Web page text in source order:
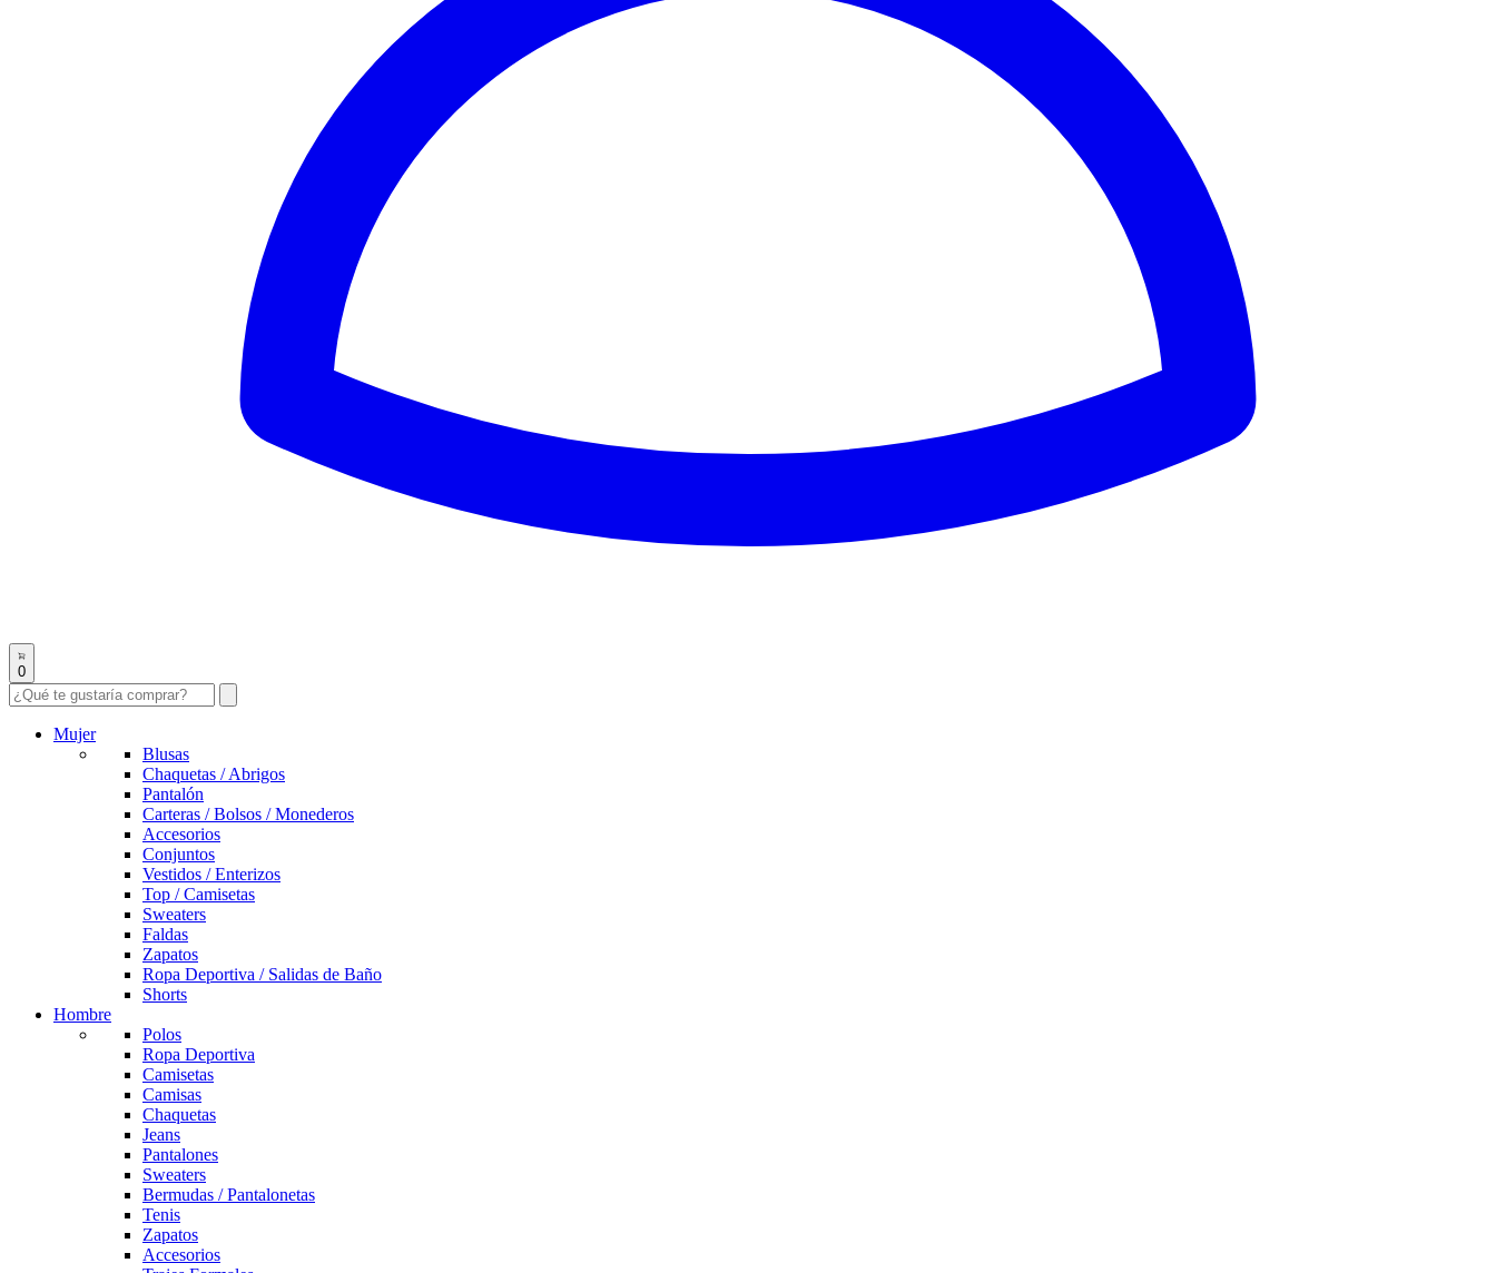
0
Mujer
Blusas
Chaquetas / Abrigos
Pantalón
Carteras / Bolsos / Monederos
Accesorios
Conjuntos
Vestidos / Enterizos
Top / Camisetas
Sweaters
Faldas
Zapatos
Ropa Deportiva / Salidas de Baño
Shorts
Hombre
Polos
Ropa Deportiva
Camisetas
Camisas
Chaquetas
Jeans
Pantalones
Sweaters
Bermudas / Pantalonetas
Tenis
Zapatos
Accesorios